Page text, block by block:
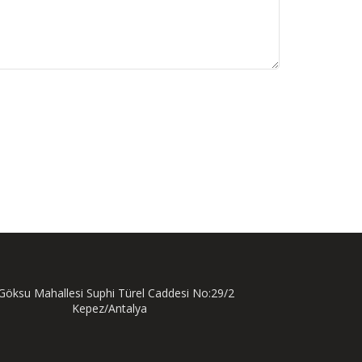
Mahallesi Suphi Türel Caddesi No:29/2
Kepez/Antalya